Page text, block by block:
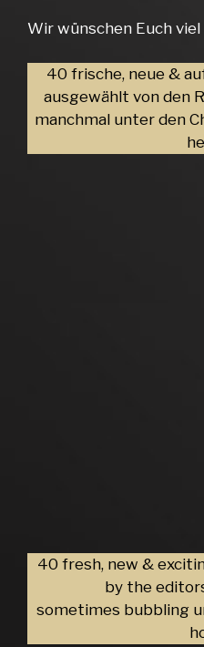
Wir wünschen Euch
40 frische, neue &
ausgewählt von den
manchmal unter den
40 fresh, new &
by the
sometimes bubbling